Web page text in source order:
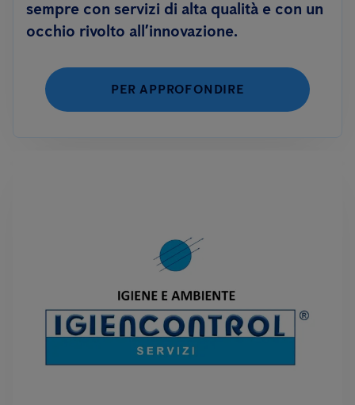
sempre con servizi di alta qualità e con un
occhio rivolto all’innovazione.
PER APPROFONDIRE